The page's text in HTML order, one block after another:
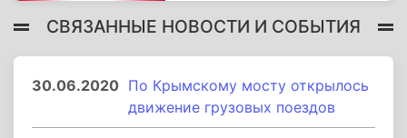
СВЯЗАННЫЕ НОВОСТИ И СОБЫТИЯ
30.06.2020 По Крымскому мосту открылось
движение грузовых поездов